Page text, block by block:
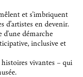
et s'imbriquent
d’artistes en devenir.
d'une démarche
inclusive et
vivantes – qui